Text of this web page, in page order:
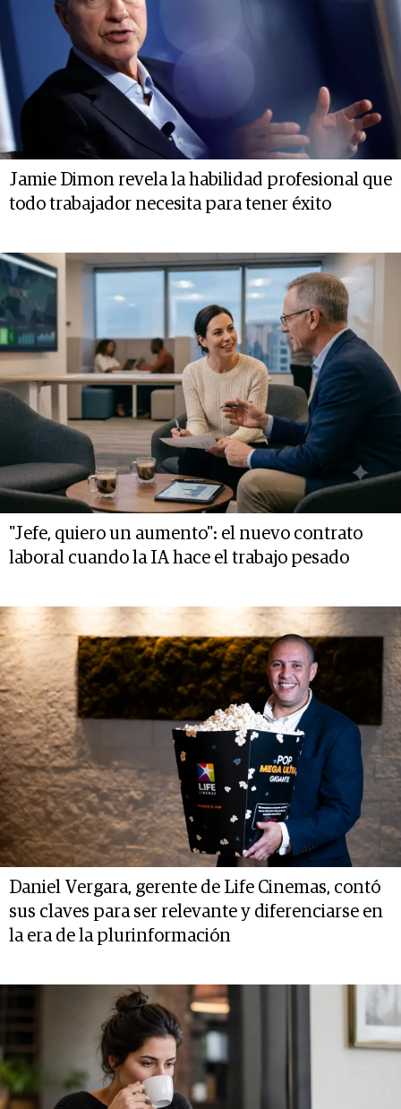
Jamie Dimon revela la habilidad profesional que
todo trabajador necesita para tener éxito
"Jefe, quiero un aumento": el nuevo contrato
laboral cuando la IA hace el trabajo pesado
Daniel Vergara, gerente de Life Cinemas, contó
sus claves para ser relevante y diferenciarse en
la era de la plurinformación